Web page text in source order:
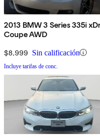
2013 BMW 3 Series 335i
Coupe AWD
$8,999 Sin calificación
Incluye tarifas de conc.